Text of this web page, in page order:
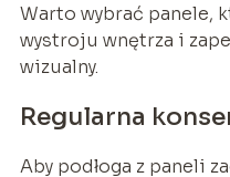
Warto wybrać panele,
wystroju wnętrza i
wizualny.
Regularna
Aby podłoga z paneli